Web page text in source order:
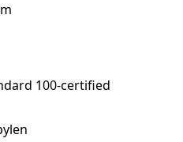
100-certified